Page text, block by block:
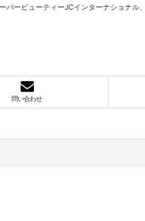
ビューティーJCインターナショナル、ポ
問い合わせ